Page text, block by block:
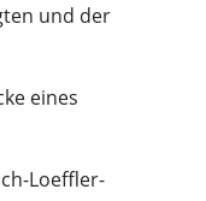
und der
eines
Loeffler-